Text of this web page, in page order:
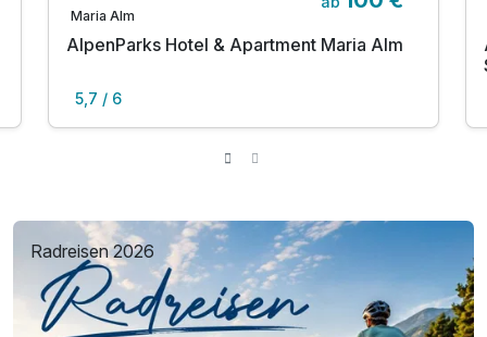
Maria Alm
AlpenParks Hotel & Apartment Maria Alm
5,7 / 6
Radreisen 2026